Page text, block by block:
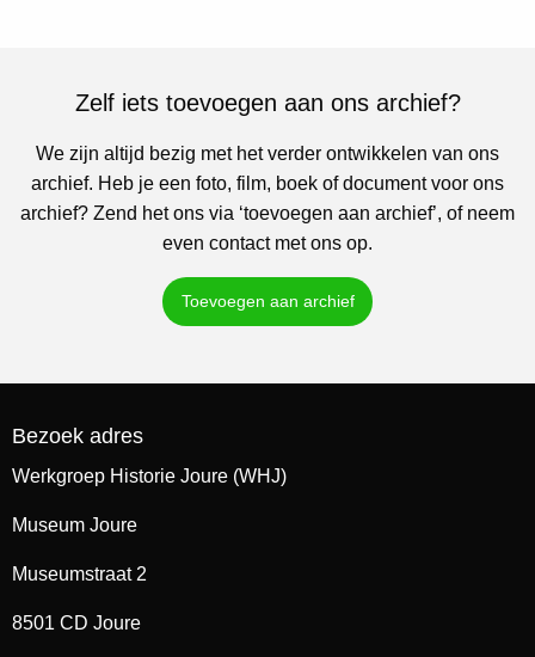
Zelf iets toevoegen aan ons archief?
We zijn altijd bezig met het verder ontwikkelen van ons
archief. Heb je een foto, film, boek of document voor ons
archief? Zend het ons via ‘toevoegen aan archief’, of neem
even contact met ons op.
Toevoegen aan archief
Bezoek adres
Werkgroep Historie Joure (WHJ)
Museum Joure
Museumstraat 2
8501 CD Joure